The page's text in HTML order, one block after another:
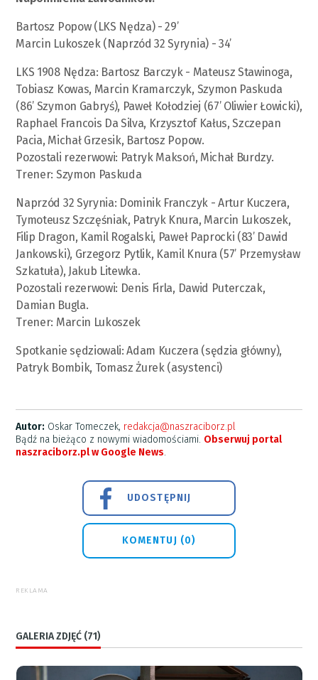
Bartosz Popow (LKS Nędza) - 29’
Marcin Lukoszek (Naprzód 32 Syrynia) - 34’
LKS 1908 Nędza: Bartosz Barczyk - Mateusz Stawinoga,
Tobiasz Kowas, Marcin Kramarczyk, Szymon Paskuda
(86’ Szymon Gabryś), Paweł Kołodziej (67’ Oliwier Łowicki),
Raphael Francois Da Silva, Krzysztof Kałus, Szczepan
Pacia, Michał Grzesik, Bartosz Popow.
Pozostali rezerwowi: Patryk Maksoń, Michał Burdzy.
Trener: Szymon Paskuda
Naprzód 32 Syrynia: Dominik Franczyk - Artur Kuczera,
Tymoteusz Szczęśniak, Patryk Knura, Marcin Lukoszek,
Filip Dragon, Kamil Rogalski, Paweł Paprocki (83’ Dawid
Jankowski), Grzegorz Pytlik, Kamil Knura (57’ Przemysław
Szkatuła), Jakub Litewka.
Pozostali rezerwowi: Denis Firla, Dawid Puterczak,
Damian Bugla.
Trener: Marcin Lukoszek
Spotkanie sędziowali: Adam Kuczera (sędzia główny),
Patryk Bombik, Tomasz Żurek (asystenci)
Autor: Oskar Tomeczek, redakcja@naszraciborz.pl
Bądź na bieżąco z nowymi wiadomościami. Obserwuj portal
naszraciborz.pl w Google News.
UDOSTĘPNIJ
KOMENTUJ (0)
REKLAMA
GALERIA ZDJĘĆ (71)